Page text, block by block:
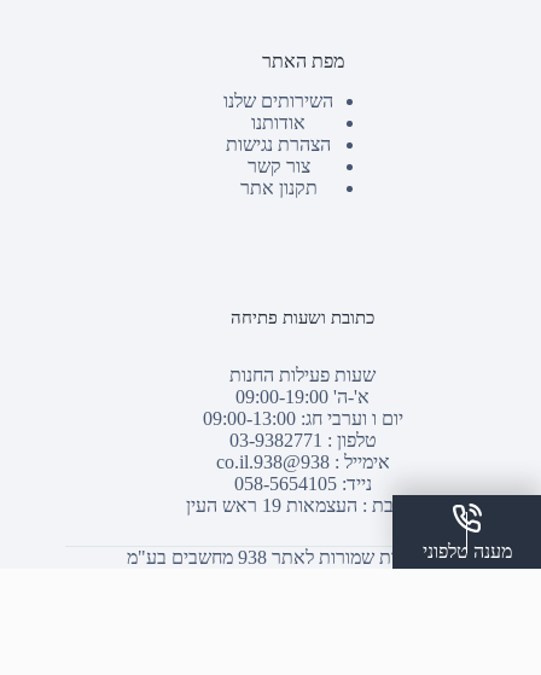
מפת האתר
השירותים שלנו
אודותנו
הצהרת נגישות
צור קשר
תקנון אתר
כתובת ושעות פתיחה
שעות פעילות החנות
א'-ה' 09:00-19:00
יום ו וערבי חג: 09:00-13:00
טלפון : 03-9382771
אימייל :938@938.co.il
נייד: 058-5654105
כתובת : העצמאות 19 ראש העין
© כל הזכויות שמורות לאתר 938 מחשבים בע"מ
מענה טלפוני